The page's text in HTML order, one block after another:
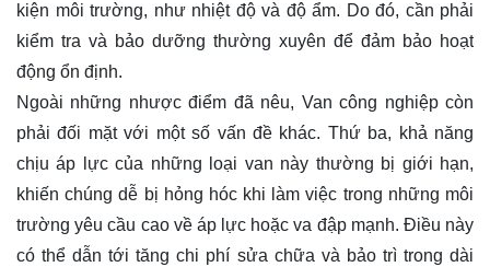
kiện môi trường, như nhiệt độ và độ ẩm. Do đó, cần phải
kiểm tra và bảo dưỡng thường xuyên để đảm bảo hoạt
động ổn định.
Ngoài những nhược điểm đã nêu, Van công nghiệp còn
phải đối mặt với một số vấn đề khác. Thứ ba, khả năng
chịu áp lực của những loại van này thường bị giới hạn,
khiến chúng dễ bị hỏng hóc khi làm việc trong những môi
trường yêu cầu cao về áp lực hoặc va đập mạnh. Điều này
có thể dẫn tới tăng chi phí sửa chữa và bảo trì trong dài